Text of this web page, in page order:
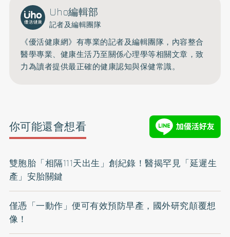
Uho編輯部
記者及編輯團隊
《優活健康網》有專業的記者及編輯團隊，內容整合
醫學專業、健康生活乃至關係心理學等相關文章，致
力為讀者提供最正確的健康認知與保健常識。
你可能還會想看
雙胞胎「相隔111天出生」創紀錄！醫揭罕見「延遲生
產」安胎關鍵
僅憑「一動作」便可有效預防早產，國外研究顛覆想
像！